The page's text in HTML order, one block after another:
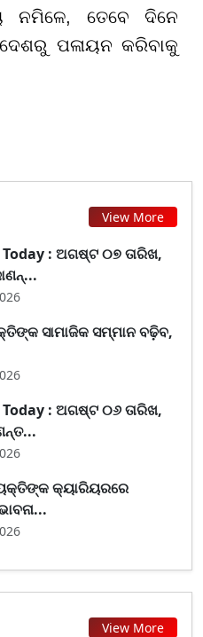
ନମିଳେ, ତେବେ ଦିନେ
ପଳାୟନ କରିବାକୁ
View More
Today : ଅଗଷ୍ଟ ୦୭ ତାରିଖ,
ସାମାଜିକ ସମ୍ମାନ ବଢ଼ିବ,
Today : ଅଗଷ୍ଟ ୦୬ ତାରିଖ,
କ୍ୟାରିୟରରେ
View More